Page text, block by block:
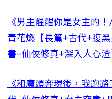
《男主醒醒你是女主的
青花燃【長篇+古代+腹
書+仙俠修真+深入人心渣
《和魔頭奔現後，我跑